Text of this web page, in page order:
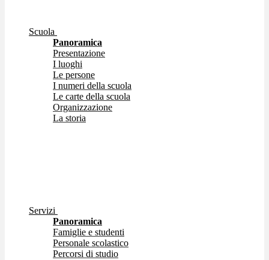
Scuola
Panoramica
Presentazione
I luoghi
Le persone
I numeri della scuola
Le carte della scuola
Organizzazione
La storia
Servizi
Panoramica
Famiglie e studenti
Personale scolastico
Percorsi di studio